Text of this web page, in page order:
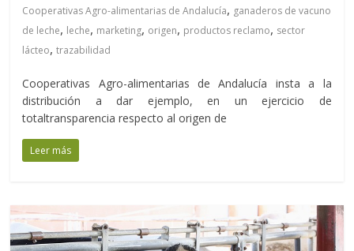
Cooperativas Agro-alimentarias de Andalucía, ganaderos de vacuno
de leche, leche, marketing, origen, productos reclamo, sector
lácteo,trazabilidad
Cooperativas Agro-alimentarias de Andalucía insta a la
distribución a dar ejemplo, en un ejercicio de
totaltransparencia respecto al origen de
Leer más